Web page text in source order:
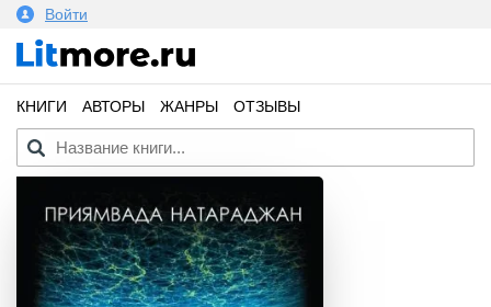
Войти
КНИГИ АВТОРЫ ЖАНРЫ ОТЗЫВЫ